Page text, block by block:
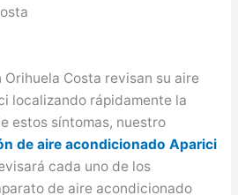
Costa revisan su aire
localizando rápidamente la
estos síntomas, nuestro
de aire acondicionado Aparici
cada uno de los
de aire acondicionado